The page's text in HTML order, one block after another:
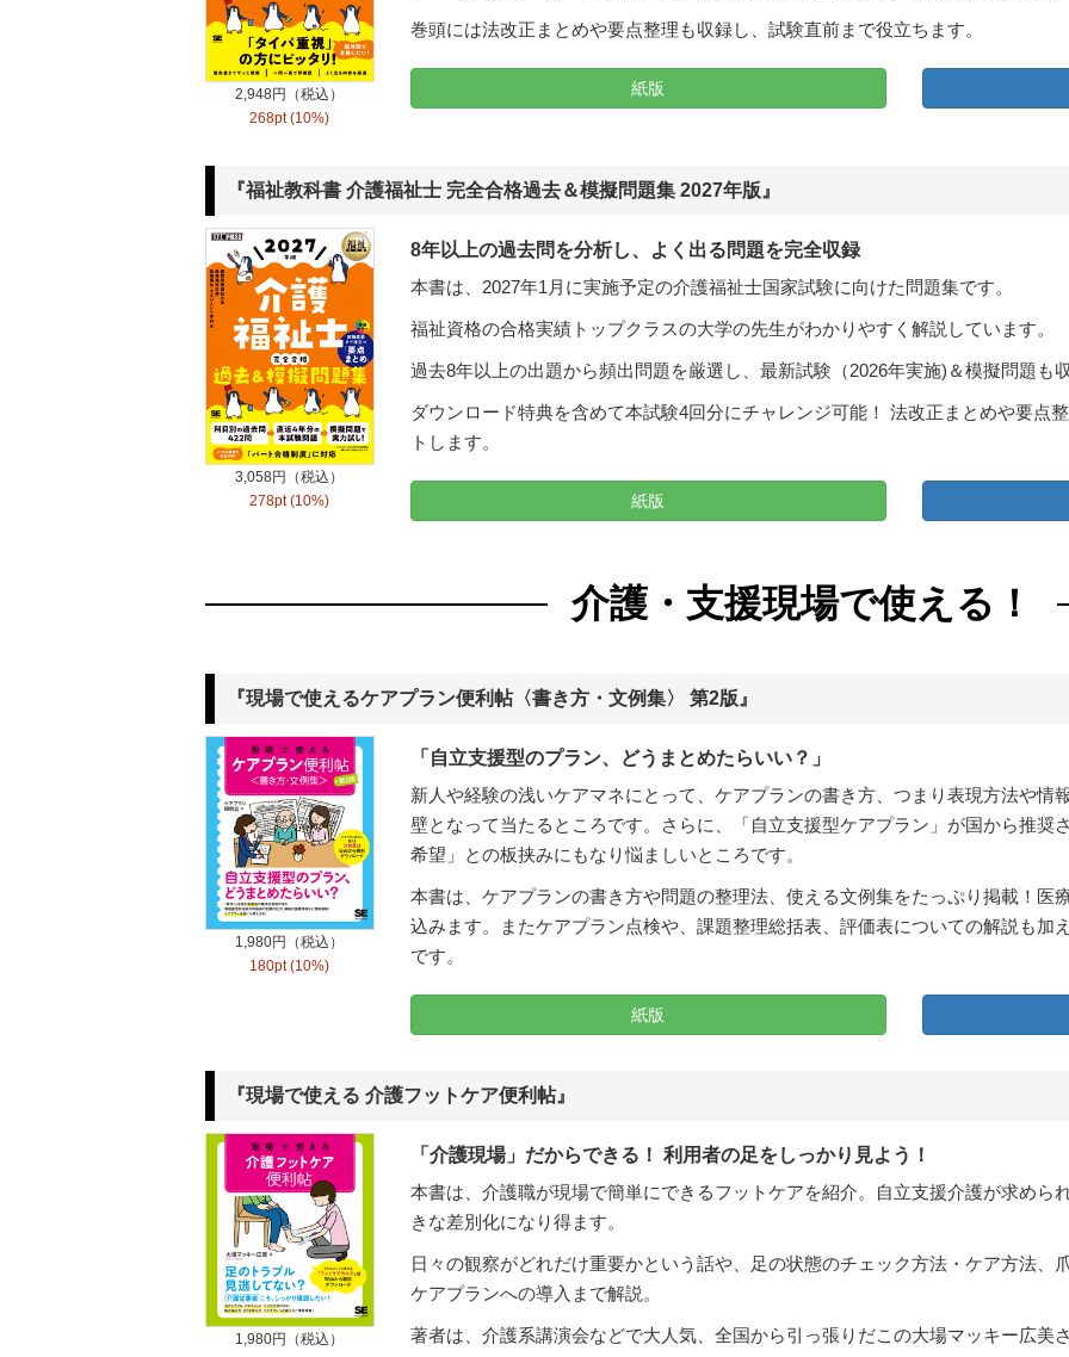
2,948円（税込）
268pt (10%)
巻頭には法改正まとめや要点整理も収録し、試験直前まで役立ちます。
紙版
『福祉教科書 介護福祉士 完全合格過去＆模擬問題集 2027年版』
3,058円（税込）
278pt (10%)
8年以上の過去問を分析し、よく出る問題を完全収録
本書は、2027年1月に実施予定の介護福祉士国家試験に向けた問題集です。
福祉資格の合格実績トップクラスの大学の先生がわかりやすく解説しています。
過去8年以上の出題から頻出問題を厳選し、最新試験（2026年実施)＆模擬問題も収
ダウンロード特典を含めて本試験4回分にチャレンジ可能！ 法改正まとめや要点
トします。
紙版
介護・支援現場で使える！
『現場で使えるケアプラン便利帖〈書き方・文例集〉 第2版』
1,980円（税込）
180pt (10%)
「自立支援型のプラン、どうまとめたらいい？」
新人や経験の浅いケアマネにとって、ケアプランの書き方、つまり表現方法や情
壁となって当たるところです。さらに、「自立支援型ケアプラン」が国から推奨
希望」との板挟みにもなり悩ましいところです。
本書は、ケアプランの書き方や問題の整理法、使える文例集をたっぷり掲載！医
込みます。またケアプラン点検や、課題整理総括表、評価表についての解説も加
です。
紙版
『現場で使える 介護フットケア便利帖』
1,980円（税込）
「介護現場」だからできる！ 利用者の足をしっかり見よう！
本書は、介護職が現場で簡単にできるフットケアを紹介。自立支援介護が求めら
きな差別化になり得ます。
日々の観察がどれだけ重要かという話や、足の状態のチェック方法・ケア方法、
ケアプランへの導入まで解説。
著者は、介護系講演会などで大人気、全国から引っ張りだこの大場マッキー広美